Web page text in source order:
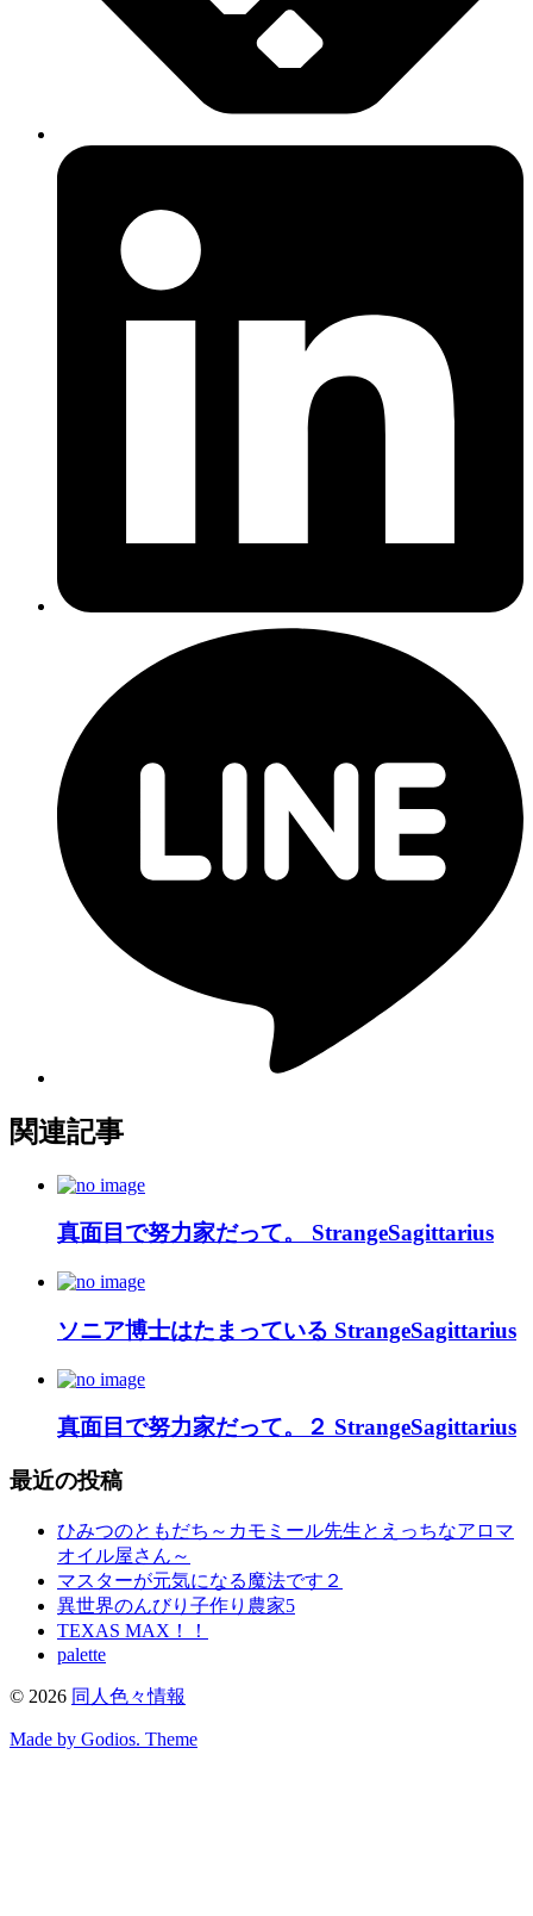
関連記事
真面目で努力家だって。 StrangeSagittarius
ソニア博士はたまっている StrangeSagittarius
真面目で努力家だって。２ StrangeSagittarius
最近の投稿
ひみつのともだち～カモミール先生とえっちなアロマ
オイル屋さん～
マスターが元気になる魔法です２
異世界のんびり子作り農家5
TEXAS MAX！！
palette
© 2026 同人色々情報
Made by Godios. Theme